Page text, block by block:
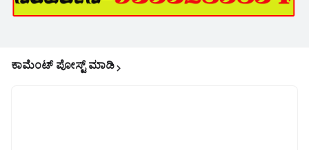
ಕಾಮೆಂಟ್‌‌ ಪೋಸ್ಟ್‌ ಮಾಡಿ